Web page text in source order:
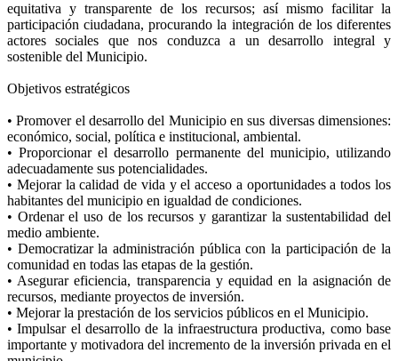
equitativa y transparente de los recursos; así mismo facilitar la
participación ciudadana, procurando la integración de los diferentes
actores sociales que nos conduzca a un desarrollo integral y
sostenible del Municipio.
Objetivos estratégicos
• Promover el desarrollo del Municipio en sus diversas dimensiones:
económico, social, política e institucional, ambiental.
• Proporcionar el desarrollo permanente del municipio, utilizando
adecuadamente sus potencialidades.
• Mejorar la calidad de vida y el acceso a oportunidades a todos los
habitantes del municipio en igualdad de condiciones.
• Ordenar el uso de los recursos y garantizar la sustentabilidad del
medio ambiente.
• Democratizar la administración pública con la participación de la
comunidad en todas las etapas de la gestión.
• Asegurar eficiencia, transparencia y equidad en la asignación de
recursos, mediante proyectos de inversión.
• Mejorar la prestación de los servicios públicos en el Municipio.
• Impulsar el desarrollo de la infraestructura productiva, como base
importante y motivadora del incremento de la inversión privada en el